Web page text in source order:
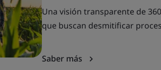
Una visión transparente de
que buscan desmitificar
Saber más